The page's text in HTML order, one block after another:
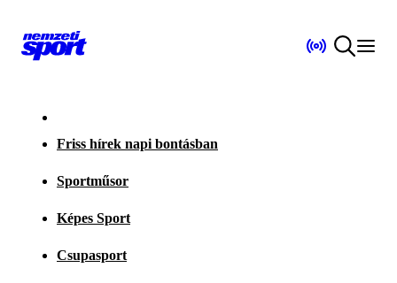
Friss hírek napi bontásban
Sportműsor
Képes Sport
Csupasport